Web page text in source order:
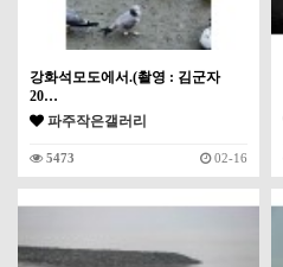
강화석모도에서.(촬영 : 김군자
20…
파주작은갤러리
5473 02-16